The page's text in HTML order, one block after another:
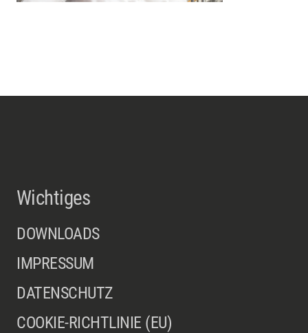
Wichtiges
DOWNLOADS
IMPRESSUM
DATENSCHUTZ
COOKIE-RICHTLINIE (EU)